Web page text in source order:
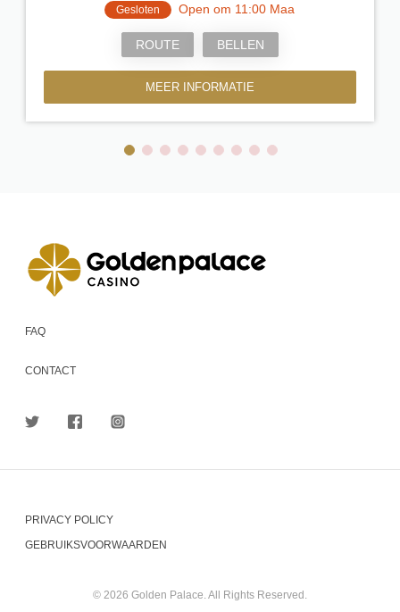
Gesloten Open om 11:00 Maa
ROUTE BELLEN
MEER INFORMATIE
FAQ
CONTACT
PRIVACY POLICY
GEBRUIKSVOORWAARDEN
© 2026 Golden Palace. All Rights Reserved.